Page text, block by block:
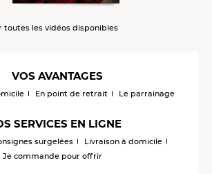
toutes les vidéos disponibles
VOS AVANTAGES
En point de retrait Le parrainage
SERVICES EN LIGNE
surgelées
Livraison à domicile
Je commande pour offrir